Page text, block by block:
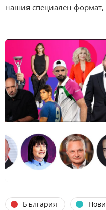
нашия специален
България